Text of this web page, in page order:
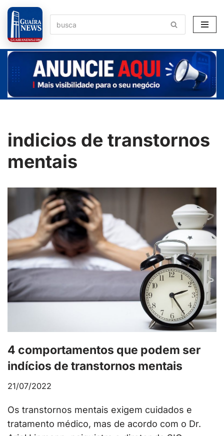
Pular
para
o
conteúdo
indicios de transtornos
mentais
4 comportamentos que podem ser
indícios de transtornos mentais
21/07/2022
Os transtornos mentais exigem cuidados e
tratamento médico, mas de acordo com o Dr.